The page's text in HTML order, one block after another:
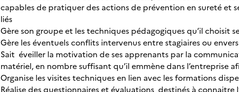
capables de pratiquer des actions de prévention en sureté et
liés
Gère son groupe et les techniques pédagogiques qu’il choisit
Gère les éventuels conflits intervenus entre stagiaires ou
Sait éveiller la motivation de ses apprenants par la
matériel, en nombre suffisant qu’il emmène dans l’entreprise
Organise les visites techniques en lien avec les formations
Réalise des questionnaires et évaluations destinés à